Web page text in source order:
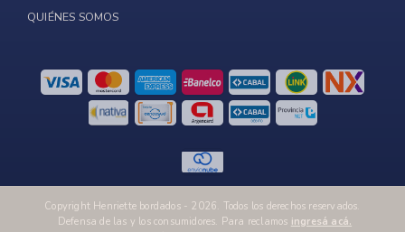
QUIÉNES SOMOS
Copyright Henriette bordados - 2026. Todos los derechos reservados.
Defensa de las y los consumidores. Para reclamos ingresá acá.